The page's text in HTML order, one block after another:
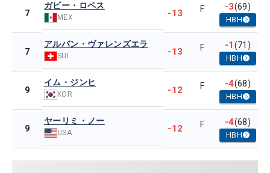
7
ガビー・ロペス
MEX -13 F -3(69)
HBH
7
アルバン・ヴァレンズエラ
SUI -13 F -1(71)
HBH
9
イム・ジンヒ
KOR -12 F -4(68)
HBH
9
ヤーリミ・ノー
USA -12 F -4(68)
HBH